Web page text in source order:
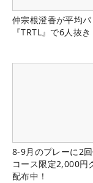
仲宗根澄香が平均
『TRTL』で6人抜き
8-9月のプレーに2回
コース限定2,000円
配布中！